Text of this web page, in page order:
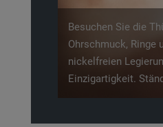
Im Zentrum von
die Großen und
bekannt ist.